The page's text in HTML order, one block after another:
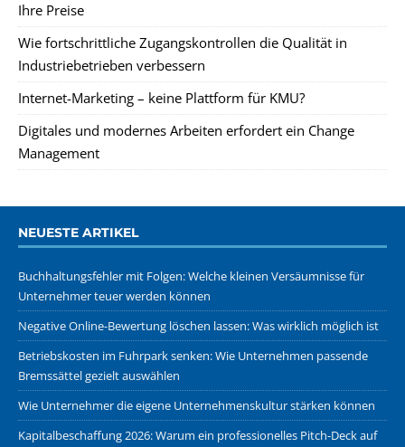
Ihre Preise
Wie fortschrittliche Zugangskontrollen die Qualität in
Industriebetrieben verbessern
Internet-Marketing – keine Plattform für KMU?
Digitales und modernes Arbeiten erfordert ein Change
Management
NEUESTE ARTIKEL
Buchhaltungsfehler mit Folgen: Welche kleinen Versäumnisse für
Unternehmer teuer werden können
Negative Online-Bewertung löschen lassen: Was wirklich möglich ist
Betriebskosten im Fuhrpark senken: Wie Unternehmen passende
Bremssättel gezielt auswählen
Wie Unternehmer die eigene Unternehmenskultur stärken können
Kapitalbeschaffung 2026: Warum ein professionelles Pitch-Deck auf